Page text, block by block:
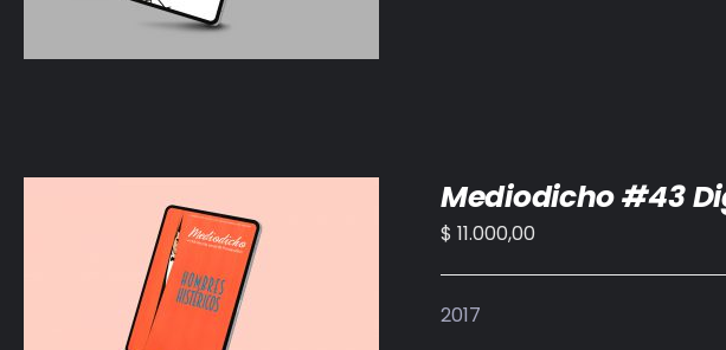
AÑADIR AL CARRITO /
Mediodicho #43
$ 11.000,00
2017